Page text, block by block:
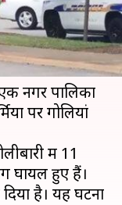
में लोगों को
नगर पालिका
पर गोलियां
में 11
घायल हुए हैं।
है। यह घटना